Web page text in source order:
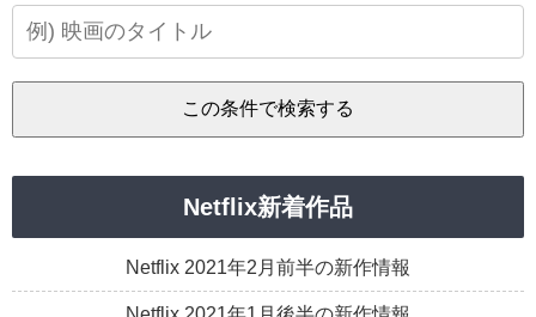
Netflix新着作品
Netflix 2021年2月前半の新作情報